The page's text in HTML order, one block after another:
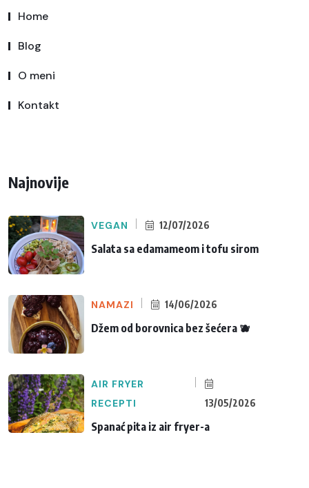
Home
Blog
O meni
Kontakt
Najnovije
VEGAN 12/07/2026
Salata sa edamameom i tofu sirom
NAMAZI 14/06/2026
Džem od borovnica bez šećera 🫐
AIR FRYER
RECEPTI
13/05/2026
Spanać pita iz air fryer-a